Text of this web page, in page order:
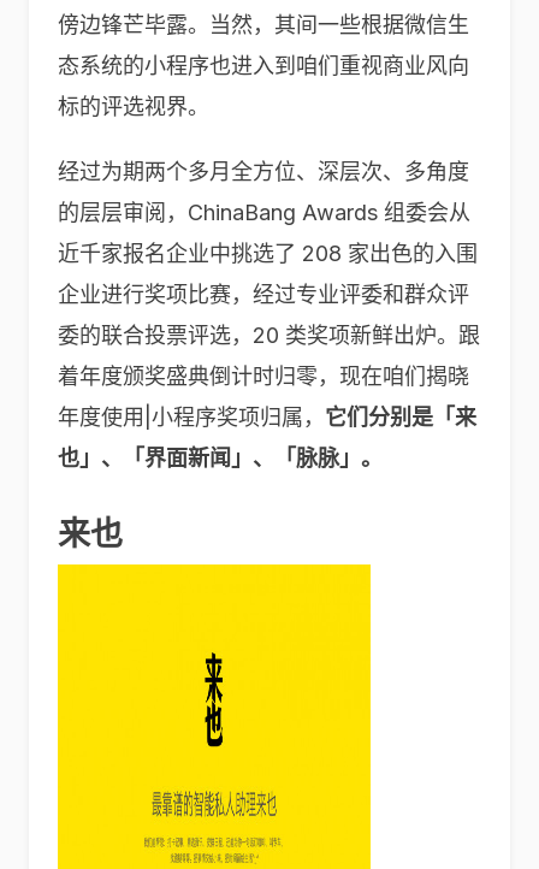
傍边锋芒毕露。当然，其间一些根据微信生
态系统的小程序也进入到咱们重视商业风向
标的评选视界。
经过为期两个多月全方位、深层次、多角度
的层层审阅，ChinaBang Awards 组委会从
近千家报名企业中挑选了 208 家出色的入围
企业进行奖项比赛，经过专业评委和群众评
委的联合投票评选，20 类奖项新鲜出炉。跟
着年度颁奖盛典倒计时归零，现在咱们揭晓
年度使用|小程序奖项归属， 它们分别是「来
也」、「界面新闻」、「脉脉」。
来也